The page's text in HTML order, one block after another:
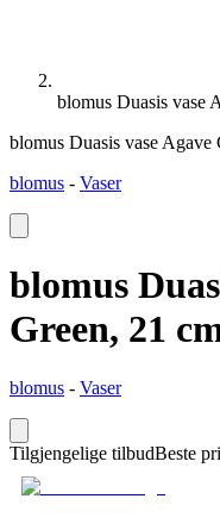
blomus Duasis vase
blomus Duasis vase Agave
blomus - Vaser
blomus
Green, 21
blomus - Vaser
Tilgjengelige tilbudBeste